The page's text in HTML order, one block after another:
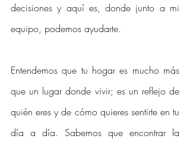
decisiones y aquí es, donde junto a mi
equipo, podemos ayudarte.
Entendemos que tu hogar es mucho más
que un lugar donde vivir; es un reflejo de
quién eres y de cómo quieres sentirte en tu
día a día. Sabemos que encontrar la